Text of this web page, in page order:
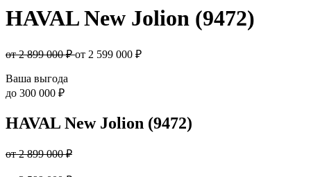
HAVAL New Jolion (9472)
от 2 899 000 ₽от 2 599 000 ₽
Ваша выгода
до 300 000 ₽
HAVAL New Jolion (9472)
от 2 899 000 ₽